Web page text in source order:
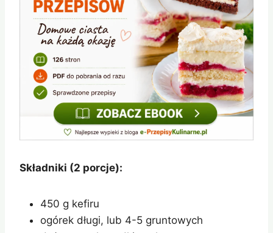
Składniki (2 porcje):
450 g kefiru
ogórek długi, lub 4-5 gruntowych